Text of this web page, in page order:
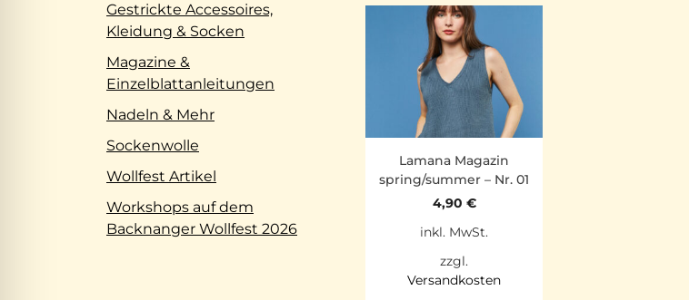
Lamana Magazin
spring/summer – Nr. 01
4,90 €
inkl. MwSt.
zzgl.
Versandkosten
Gestrickte Accessoires,
Kleidung & Socken
Magazine &
Einzelblattanleitungen
Nadeln & Mehr
Sockenwolle
Wollfest Artikel
Workshops auf dem
Backnanger Wollfest 2026